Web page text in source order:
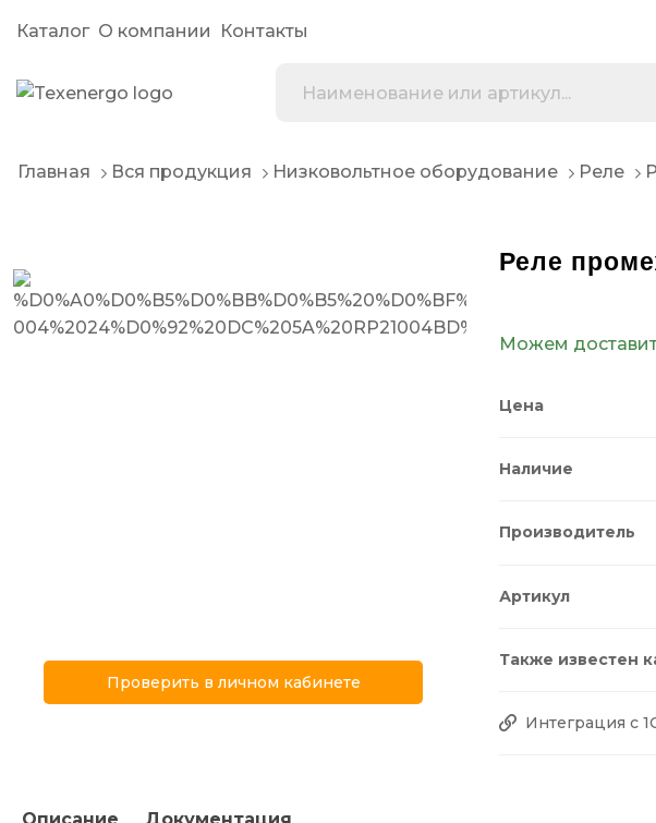
Каталог О компании Контакты
Главная Вся продукция Низковольтное оборудование Реле
Проверить в личном кабинете
Реле
Можем
Цена
Наличие
Производитель
Артикул
Также известен
Интеграция с